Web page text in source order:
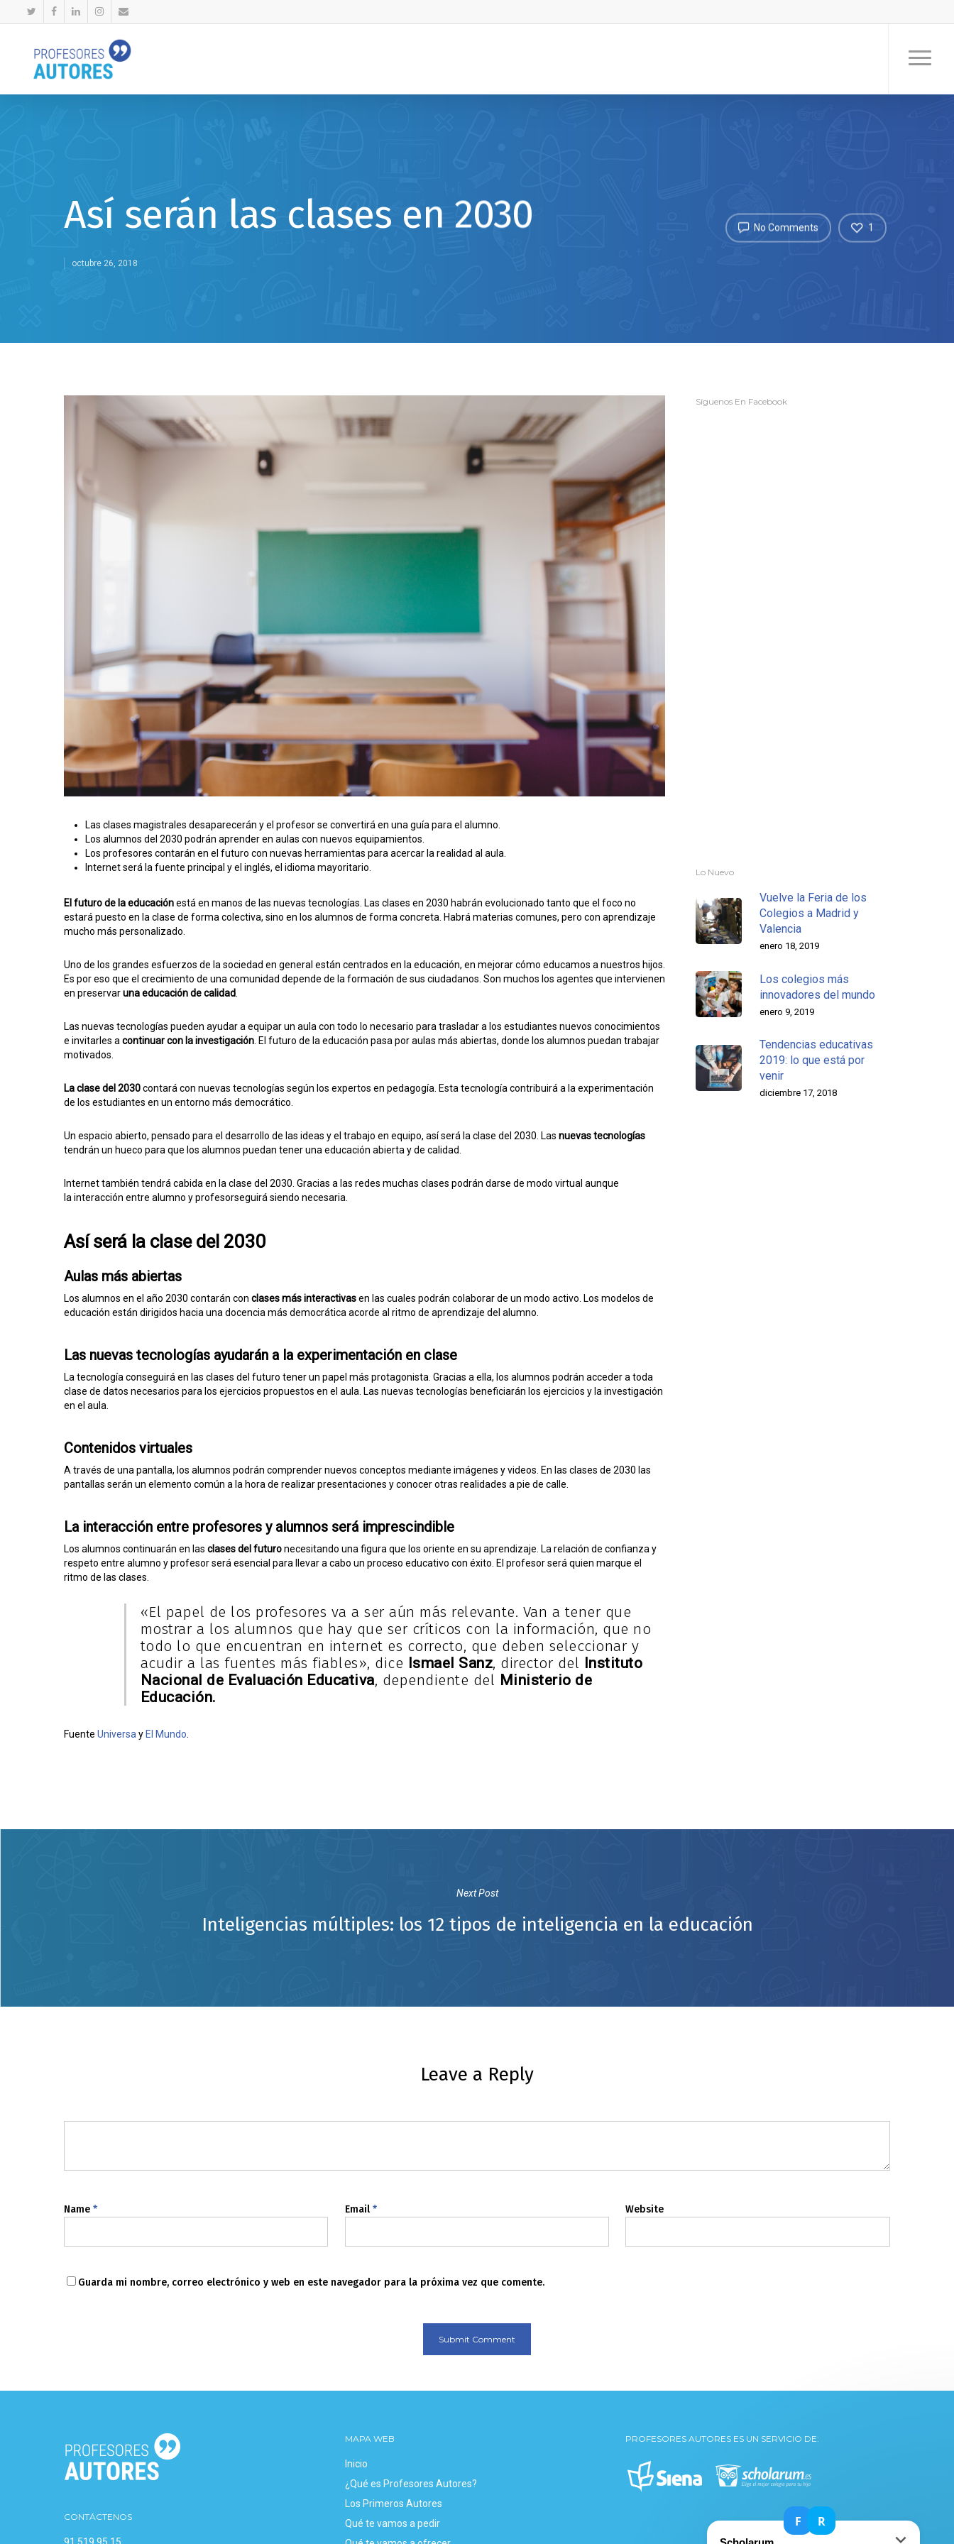
Así serán las clases en 2030
octubre 26, 2018
No Comments 1
Las clases magistrales desaparecerán y el profesor se convertirá en una guía para el alumno.
Los alumnos del 2030 podrán aprender en aulas con nuevos equipamientos.
Los profesores contarán en el futuro con nuevas herramientas para acercar la realidad al aula.
Internet será la fuente principal y el inglés, el idioma mayoritario.
El futuro de la educaciónestá en manos de las nuevas tecnologías. Las clases en 2030 habrán evolucionado tanto que el foco no
estará puesto en la clase de forma colectiva, sino en los alumnos de forma concreta. Habrá materias comunes, pero con aprendizaje
mucho más personalizado.
Uno de los grandes esfuerzos de la sociedad en general están centrados en la educación, en mejorar cómo educamos a nuestros hijos.
Es por eso que el crecimiento de una comunidad depende de la formación de sus ciudadanos. Son muchos los agentes que intervienen
en preservaruna educación de calidad
Las nuevas tecnologías pueden ayudar a equipar un aula con todo lo necesario para trasladar a los estudiantes nuevos conocimientos
e invitarles a continuar con la investigación . El futuro de la educación pasa por aulas más abiertas, donde los alumnos puedan trabajar
motivados.
La clase del 2030contará con nuevas tecnologías según los expertos en pedagogía. Esta tecnología contribuirá a la experimentación
de los estudiantes en un entorno más democrático.
Un espacio abierto, pensado para el desarrollo de las ideas y el trabajo en equipo, así será la clase del 2030. Las nuevas tecnologías
tendrán un hueco para que los alumnos puedan tener una educación abierta y de calidad.
Internet también tendrá cabida en la clase del 2030. Gracias a las redes muchas clases podrán darse de modo virtual aunque
la interacción entre alumno y profesorseguirá siendo necesaria.
Así será la clase del 2030
Aulas más abiertas
Los alumnos en el año 2030 contarán con clases más interactivasen las cuales podrán colaborar de un modo activo. Los modelos de
educación están dirigidos hacia una docencia más democrática acorde al ritmo de aprendizaje del alumno.
Las nuevas tecnologías ayudarán a la experimentación en clase
La tecnología conseguirá en las clases del futuro tener un papel más protagonista. Gracias a ella, los alumnos podrán acceder a toda
clase de datos necesarios para los ejercicios propuestos en el aula. Las nuevas tecnologías beneficiarán los ejercicios y la investigación
en el aula.
Contenidos virtuales
A través de una pantalla, los alumnos podrán comprender nuevos conceptos mediante imágenes y videos. En las clases de 2030 las
pantallas serán un elemento común a la hora de realizar presentaciones y conocer otras realidades a pie de calle.
La interacción entre profesores y alumnos será imprescindible
Los alumnos continuarán en las clases del futuronecesitando una figura que los oriente en su aprendizaje. La relación de confianza y
respeto entre alumno y profesor será esencial para llevar a cabo un proceso educativo con éxito. El profesor será quien marque el
ritmo de las clases.
«El papel de los profesores va a ser aún más relevante. Van a tener que
mostrar a los alumnos que hay que ser críticos con la información, que no
todo lo que encuentran en internet es correcto, que deben seleccionar y
acudir a las fuentes más fiables», dice Ismael Sanz, director del Instituto
Nacional de Evaluación Educativa, dependiente del Ministerio de
Educación.
Fuente Universa y El Mundo
Síguenos En Facebook
Lo Nuevo
Vuelve la Feria de los
Colegios a Madrid y
Valencia
enero 18, 2019
Los colegios más
innovadores del mundo
enero 9, 2019
Tendencias educativas
2019: lo que está por
venir
diciembre 17, 2018
Next Post
Inteligencias múltiples: los 12 tipos de inteligencia en la educación
Leave a Reply
Name * Email * Website
Guarda mi nombre, correo electrónico y web en este navegador para la próxima vez que comente.
CONTÁCTENOS
91 519 95 15
MAPA WEB
Inicio
¿Qué es Profesores Autores?
Los Primeros Autores
Qué te vamos a pedir
PROFESORES AUTORES ES UN SERVICIO DE: